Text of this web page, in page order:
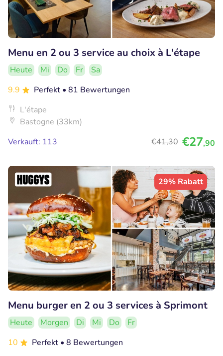
Menu en 2 ou 3 service au choix à L'étape
Heute Mi Do Fr
Sa
9.9
Perfekt • 81 Bewertungen
L'étape
Bastogne (33km)
Verkauft: 113
€41,30 €27,90
29% Rabatt
Menu burger en 2 ou 3 services à Sprimont
Heute Morgen Di Mi Do
Fr
10
Perfekt • 8 Bewertungen